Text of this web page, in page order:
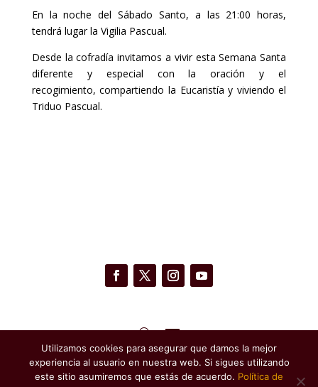
En la noche del Sábado Santo, a las 21:00 horas,
tendrá lugar la Vigilia Pascual.
Desde la cofradía invitamos a vivir esta Semana Santa
diferente y especial con la oración y el
recogimiento,compartiendo la Eucaristía y viviendo el
Triduo Pascual.
Copyright @ 2026 Cofradía Cristo de la Buena Muerte
de Almuñécar -MADE WITH❤ IN CREATIVOZ
Utilizamos cookies para asegurar que damos la mejor
experiencia al usuario en nuestra web. Si sigues utilizando
este sitio asumiremos que estás de acuerdo. Política de